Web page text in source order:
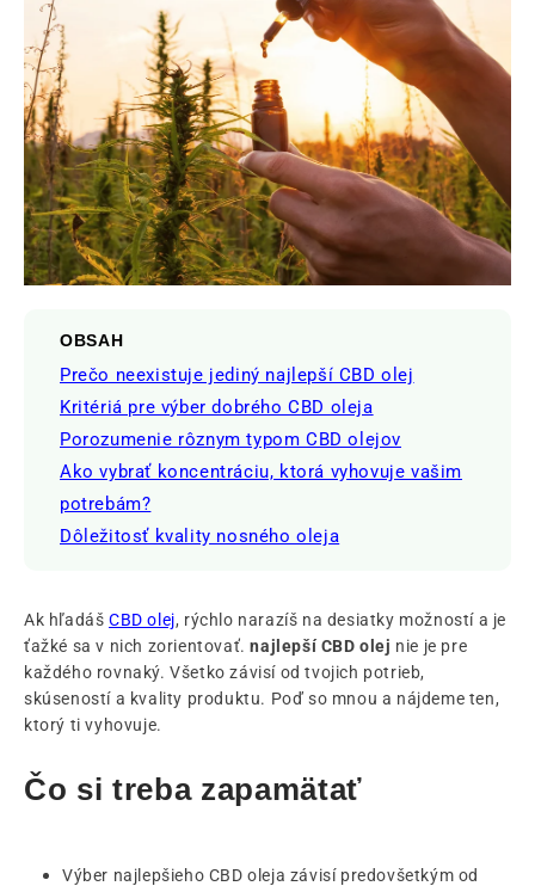
OBSAH
Prečo neexistuje jediný najlepší CBD olej
Kritériá pre výber dobrého CBD oleja
Porozumenie rôznym typom CBD olejov
Ako vybrať koncentráciu, ktorá vyhovuje vašim
potrebám?
Dôležitosť kvality nosného oleja
Ak hľadáš CBD olej, rýchlo narazíš na desiatky možností a je
ťažké sa v nich zorientovať.najlepší CBD olej nie je pre
každého rovnaký. Všetko závisí od tvojich potrieb,
skúseností a kvality produktu. Poď so mnou a nájdeme ten,
ktorý ti vyhovuje.
Čo si treba zapamätať
Výber najlepšieho CBD oleja závisí predovšetkým od